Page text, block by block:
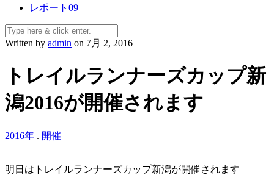
レポート09
Written by admin on 7月 2, 2016
トレイルランナーズカップ新
潟2016が開催されます
2016年 . 開催
明日はトレイルランナーズカップ新潟が開催されます